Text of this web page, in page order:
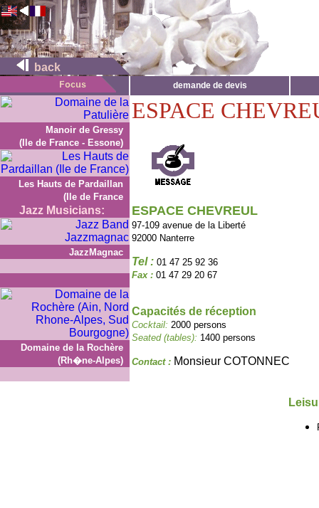
back
demande de devis
Manoir de Gressy
(Ile de France - Essone)
Les Hauts de Pardaillan
(Ile de France
Jazz Musicians:
JazzMagnac
Domaine de la Rochère
(Rh�ne-Alpes)
ESPACE
ESPACE CHEVREUL
97-109 avenue de la Liberté
92000 Nanterre
Tel : 01 47 25 92 36
Fax : 01 47 29 20 67
Capacités de réception
Cocktail: 2000 persons
Seated (tables): 1400 persons
Contact : Monsieur COTONNEC